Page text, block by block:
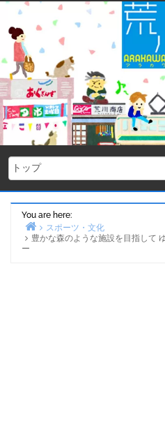
Skip
content
You are here:
Home
スポーツ・文化
豊かな森のような施設を目指して
ー